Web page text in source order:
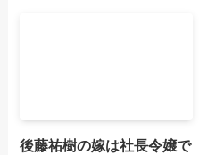
後藤祐樹の嫁は社長令嬢で